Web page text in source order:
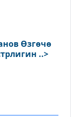
Өзгөчө
..>